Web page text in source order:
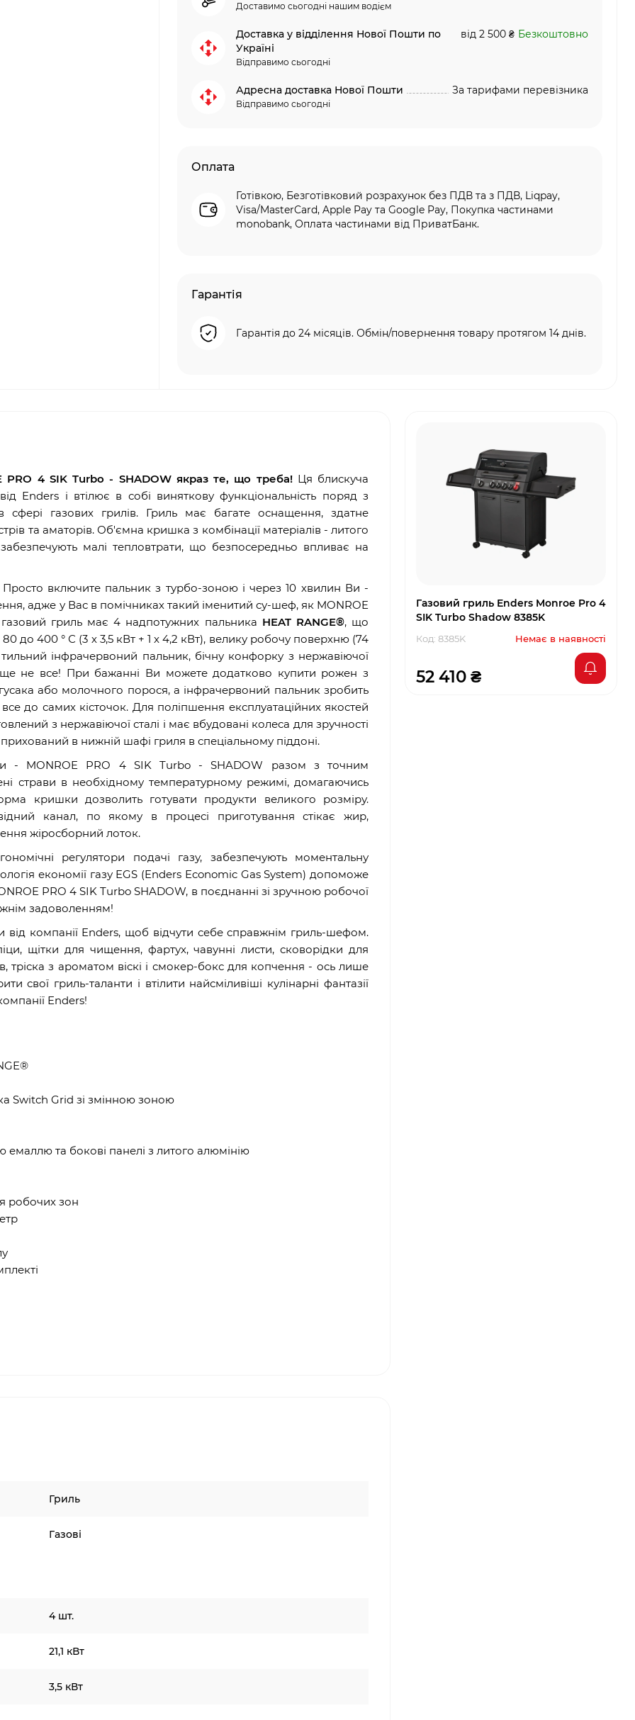
Доставимо сьогодні нашим водієм
Доставка у відділення Нової Пошти по
Україні
Відправимо сьогодні
від 2 500 ₴ Безкоштовно
Адресна доставка Нової Пошти
Відправимо сьогодні
За тарифами перевізника
Оплата
Готівкою, Безготівковий розрахунок без ПДВ та з ПДВ, Liqpay,
Visa/MasterCard, Apple Pay та Google Pay, Покупка частинами
monobank, Оплата частинами від ПриватБанк.
Гарантія
Гарантія до 24 місяців. Обмін/повернення товару протягом 14 днів.
PRO 4 SIK Turbo - SHADOW якраз те, що треба! Ця блискуча
Enders і втілює в собі виняткову функціональність поряд з
газових грилів. Гриль має багате оснащення, здатне
та аматорів. Об'ємна кришка з комбінації матеріалів - литого
малі тепловтрати, що безпосередньо впливає на
включите пальник з турбо-зоною і через 10 хвилин Ви -
адже у Вас в помічниках такий іменитий су-шеф, як MONROE
гриль має 4 надпотужних пальника HEAT RANGE®, що
до 400 ° С (3 х 3,5 кВт + 1 x 4,2 кВт), велику робочу поверхню (74
інфрачервоний пальник, бічну конфорку з нержавіючої
ще не все! При бажанні Ви можете додатково купити рожен з
або молочного порося, а інфрачервоний пальник зробить
самих кісточок. Для поліпшення експлуатаційних якостей
з нержавіючої сталі і має вбудовані колеса для зручності
в нижній шафі гриля в спеціальному піддоні.
- MONROE PRO 4 SIK Turbo - SHADOW разом з точним
страви в необхідному температурному режимі, домагаючись
кришки дозволить готувати продукти великого розміру.
канал, по якому в процесі приготування стікає жир,
жіросборний лоток.
регулятори подачі газу, забезпечують моментальну
економії газу EGS (Enders Economic Gas System) допоможе
PRO 4 SIK Turbo SHADOW, в поєднанні зі зручною робочої
задоволенням!
компанії Enders, щоб відчути себе справжнім гриль-шефом.
щітки для чищення, фартух, чавунні листи, сковорідки для
з ароматом віскі і смокер-бокс для копчення - ось лише
гриль-таланти і втілити найсміливіші кулінарні фантазії
Enders!
Switch Grid зі змінною зоною
та бокові панелі з литого алюмінію
робочих зон
Гриль
Газові
4 шт.
21,1 кВт
3,5 кВт
Газовий гриль Enders Monroe Pro 4
SIK Turbo Shadow 8385K
Код: 8385K Немає в наявності
52 410 ₴